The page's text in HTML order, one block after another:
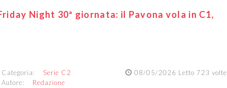
Night 30ª giornata: il Pavona vola in C1,
08/05/2026 Letto 723 volte
Categoria: Serie C2
Autore: Redazione